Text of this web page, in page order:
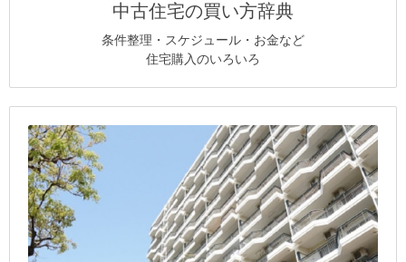
中古住宅の買い方辞典
条件整理・スケジュール・お金など
住宅購入のいろいろ